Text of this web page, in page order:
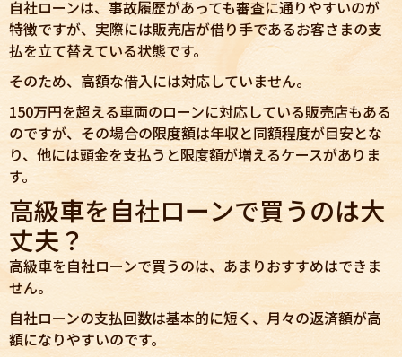
自社ローンは、事故履歴があっても審査に通りやすいのが
特徴ですが、実際には販売店が借り手であるお客さまの支
払を立て替えている状態です。
そのため、高額な借入には対応していません。
150万円を超える車両のローンに対応している販売店もある
のですが、その場合の限度額は年収と同額程度が目安とな
り、他には頭金を支払うと限度額が増えるケースがありま
す。
高級車を自社ローンで買うのは大
丈夫？
高級車を自社ローンで買うのは、あまりおすすめはできま
せん。
自社ローンの支払回数は基本的に短く、月々の返済額が高
額になりやすいのです。